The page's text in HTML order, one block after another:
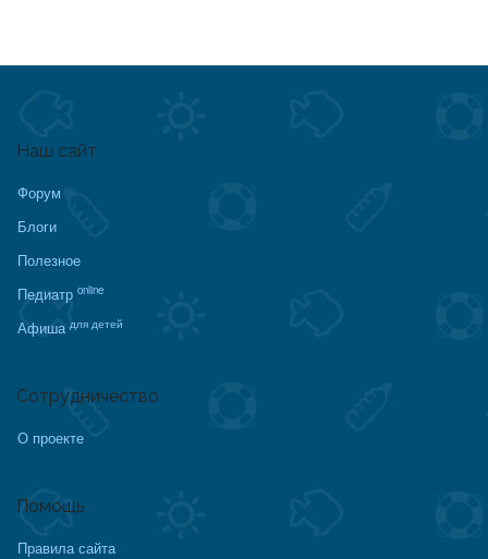
Наш сайт
Форум
Блоги
Полезное
Педиатр online
Афиша для детей
Сотрудничество
О проекте
Помощь
Правила сайта